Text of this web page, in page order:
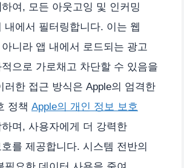
하여, 모든 아웃고잉 및 인커밍
내에서 필터링합니다. 이는 웹
니라 앱 내에서 로드되는 광고
으로 가로채고 차단할 수 있음을
러한 접근 방식은 Apple의 엄격한
정책 Apple의 개인 정보 보호
며, 사용자에게 더 강력한
를 제공합니다. 시스템 전반의